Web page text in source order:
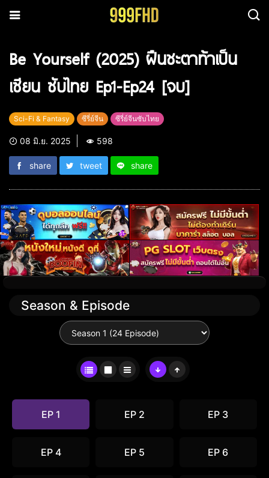
Be Yourself (2025) ฝืนชะตาท้าเป็น
เซียน ซับไทย Ep1-Ep24 [จบ]
Sci-Fi & Fantasy ซีรี่ย์จีน ซีรี่ย์จีนซับไทย
08 มิ.ย. 2025 598
share tweet share
Season & Episode
EP 1 EP 2 EP 3
EP 4 EP 5 EP 6